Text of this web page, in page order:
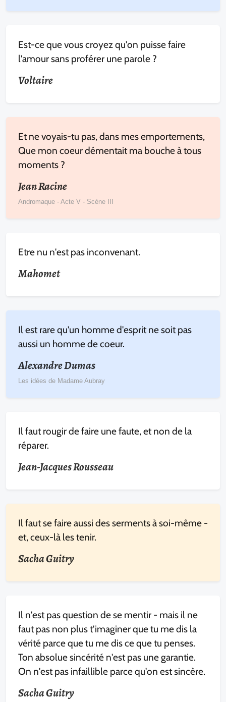
Est-ce que vous croyez qu'on puisse faire
l'amour sans proférer une parole ?
Voltaire
Et ne voyais-tu pas, dans mes emportements,
Que mon coeur démentait ma bouche à tous
moments ?
Jean Racine
Andromaque - Acte V - Scène III
Etre nu n'est pas inconvenant.
Mahomet
Il est rare qu'un homme d'esprit ne soit pas
aussi un homme de coeur.
Alexandre Dumas
Les idées de Madame Aubray
Il faut rougir de faire une faute, et non de la
réparer.
Jean-Jacques Rousseau
Il faut se faire aussi des serments à soi-même -
et, ceux-là les tenir.
Sacha Guitry
Il n'est pas question de se mentir - mais il ne
faut pas non plus t'imaginer que tu me dis la
vérité parce que tu me dis ce que tu penses.
Ton absolue sincérité n'est pas une garantie.
On n'est pas infaillible parce qu'on est sincère.
Sacha Guitry